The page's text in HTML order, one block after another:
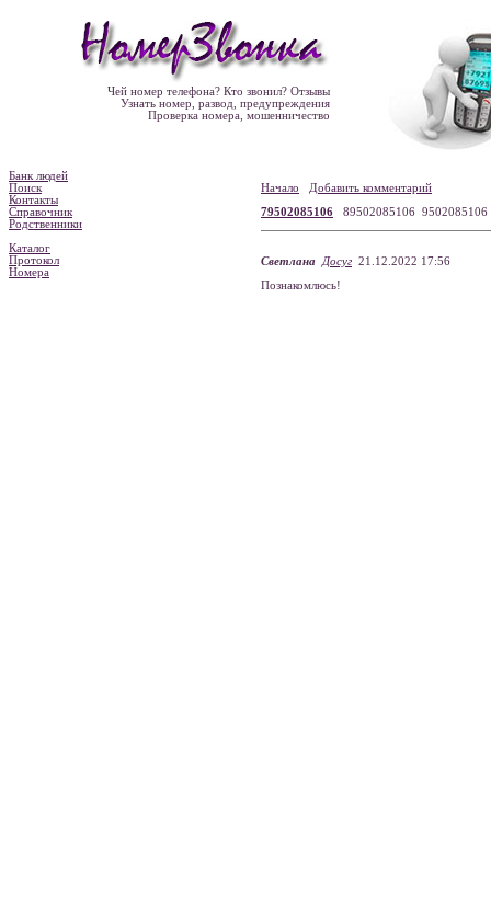
Чей номер телефона? Кто звонил? Отзывы
Узнать номер, развод, предупреждения
Проверка номера, мошенничество
Банк людей
Поиск
Контакты
Справочник
Родственники
Каталог
Протокол
Номера
Начало
Добавить комментарий
79502085106 89502085106
Светлана Досуг 21.12.2022 17:56
Познакомлюсь!